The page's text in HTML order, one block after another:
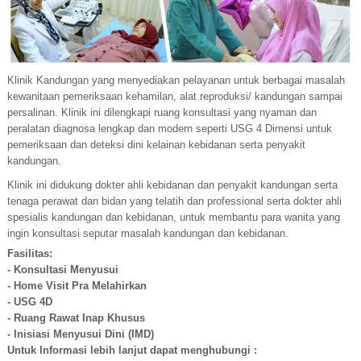
PENDAFTARAN ONLINE
Klinik Kandungan yang menyediakan pelayanan untuk berbagai masalah
kewanitaan pemeriksaan kehamilan, alat reproduksi/ kandungan sampai
persalinan. Klinik ini dilengkapi ruang konsultasi yang nyaman dan
peralatan diagnosa lengkap dan modern seperti USG 4 Dimensi untuk
pemeriksaan dan deteksi dini kelainan kebidanan serta penyakit
kandungan.
Klinik ini didukung dokter ahli kebidanan dan penyakit kandungan serta
tenaga perawat dan bidan yang telatih dan professional serta dokter ahli
spesialis kandungan dan kebidanan, untuk membantu para wanita yang
ingin konsultasi seputar masalah kandungan dan kebidanan.
Fasilitas:
- Konsultasi Menyusui
- Home Visit Pra Melahirkan
- USG 4D
- Ruang Rawat Inap Khusus
- Inisiasi Menyusui Dini (IMD)
Untuk Informasi lebih lanjut dapat menghubungi :